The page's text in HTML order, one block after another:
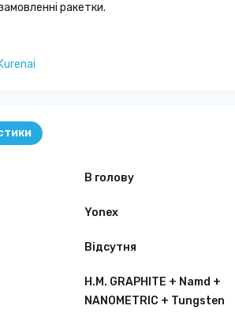
ракетки.
Kurenai
В голову
Yonex
Відсутня
H.M. GRAPHITE + Namd +
NANOMETRIC + Tungsten